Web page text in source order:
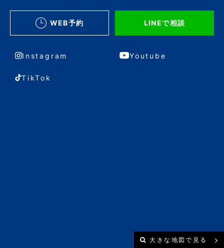
WEB予約 LINEで相談
Instagram Youtube
TikTok
大きな地図で見る